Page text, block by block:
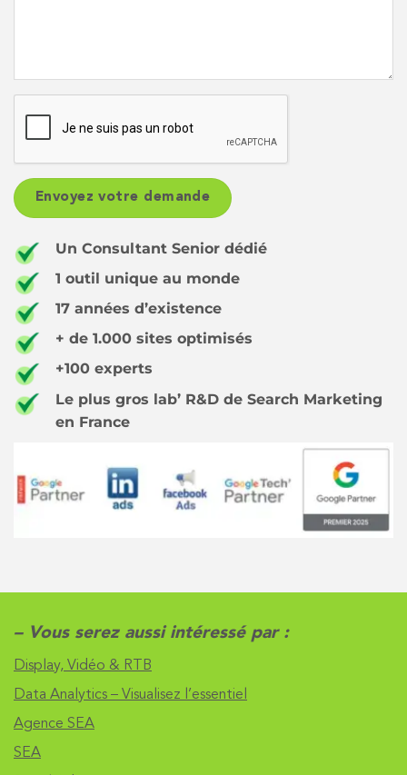
Un Consultant Senior dédié
1 outil unique au monde
17 années d’existence
+ de 1.000 sites optimisés
+100 experts
Le plus gros lab’ R&D de Search Marketing
en France
– Vous serez aussi intéressé par :
Display, Vidéo & RTB
Data Analytics – Visualisez l’essentiel
Agence SEA
SEA